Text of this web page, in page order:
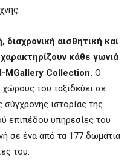
διαχρονική αισθητική και
κάθε γωνιά
MGallery Collection. Ο
του ταξιδεύει σε
ιστορίας της
επιπέδου υπηρεσίες του
σε ένα από τα 177 δωμάτια
του.